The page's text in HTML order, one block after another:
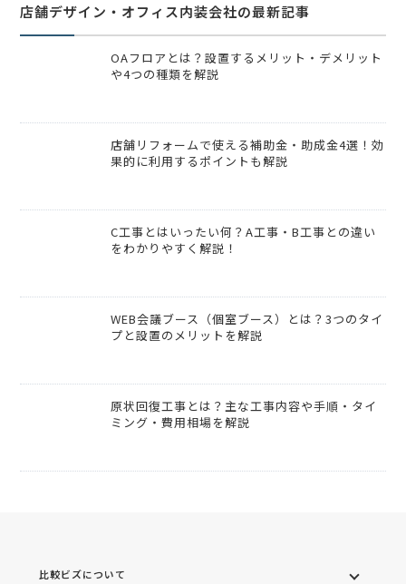
店舗デザイン・オフィス内装会社の最新記事
OAフロアとは？設置するメリット・デメリット
や4つの種類を解説
店舗リフォームで使える補助金・助成金4選！効
果的に利用するポイントも解説
C工事とはいったい何？A工事・B工事との違い
をわかりやすく解説！
WEB会議ブース（個室ブース）とは？3つのタイ
プと設置のメリットを解説
原状回復工事とは？主な工事内容や手順・タイ
ミング・費用相場を解説
比較ビズについて